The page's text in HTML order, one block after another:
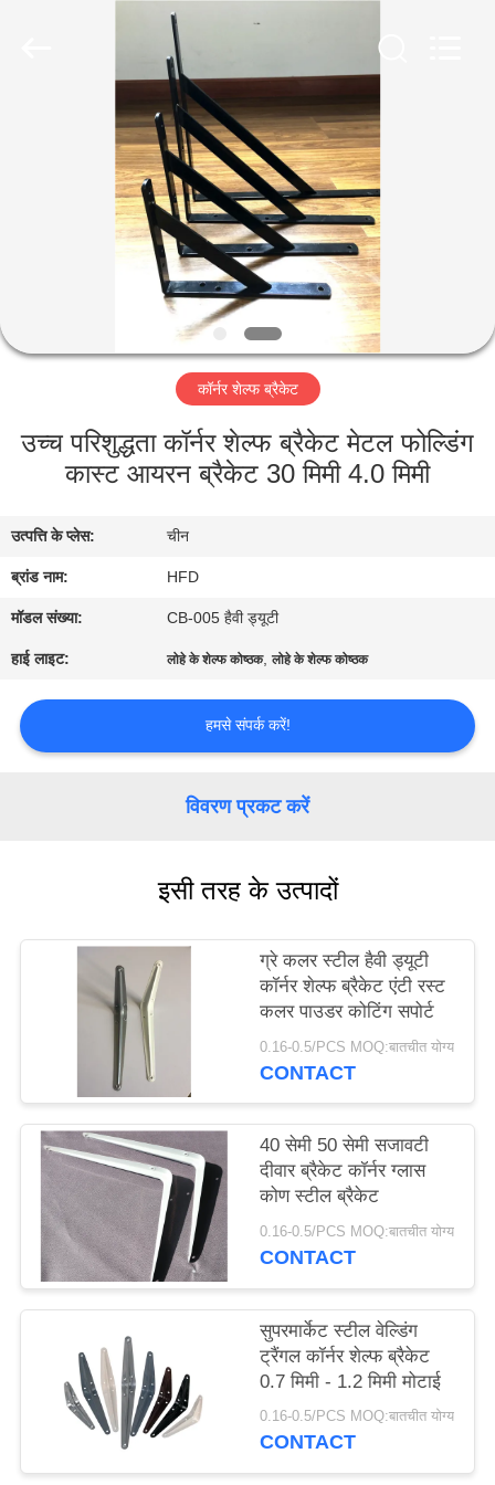
हमारे
बारे
कारखाना
गुणवत्ता
नियंत्रण
संपर्क
करें
PRIVACY
POLICY
कॉर्नर शेल्फ ब्रैकेट
उच्च परिशुद्धता कॉर्नर शेल्फ ब्रैकेट मेटल फोल्डिंग
कास्ट आयरन ब्रैकेट 30 मिमी 4.0 मिमी
उत्पत्ति के प्लेस: चीन
ब्रांड नाम: HFD
मॉडल संख्या: CB-005 हैवी ड्यूटी
हाई लाइट: लोहे के शेल्फ कोष्ठक,लोहे के शेल्फ कोष्ठक
हमसे संपर्क करें!
विवरण प्रकट करें
इसी तरह के उत्पादों
ग्रे कलर स्टील हैवी ड्यूटी
कॉर्नर शेल्फ ब्रैकेट एंटी रस्ट
कलर पाउडर कोटिंग सपोर्ट
0.16-0.5/PCS MOQ:बातचीत योग्य
CONTACT
40 सेमी 50 सेमी सजावटी
दीवार ब्रैकेट कॉर्नर ग्लास
कोण स्टील ब्रैकेट
0.16-0.5/PCS MOQ:बातचीत योग्य
CONTACT
सुपरमार्केट स्टील वेल्डिंग
ट्रैंगल कॉर्नर शेल्फ ब्रैकेट
0.7 मिमी - 1.2 मिमी मोटाई
0.16-0.5/PCS MOQ:बातचीत योग्य
CONTACT